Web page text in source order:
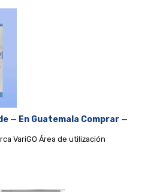
— En Guatemala Comprar —
VariGO Área de utilización